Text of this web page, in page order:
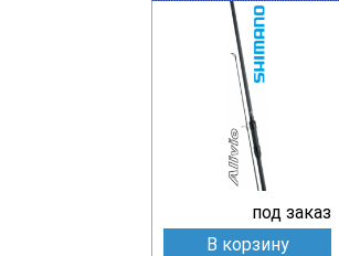
под заказ
В корзину